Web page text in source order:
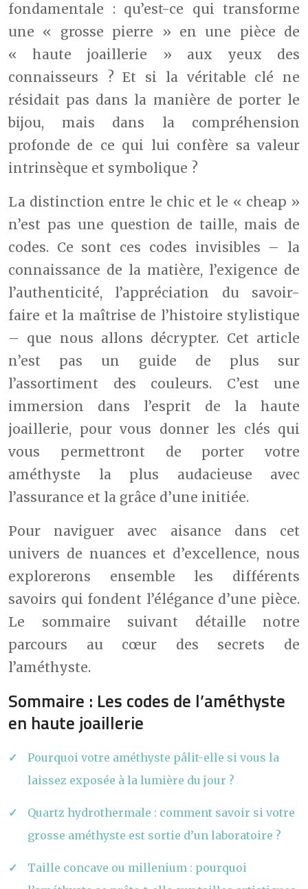
fondamentale : qu’est-ce qui transforme
une « grosse pierre » en une pièce de
« haute joaillerie » aux yeux des
connaisseurs ? Et si la véritable clé ne
résidait pas dans la manière de porter le
bijou, mais dans la compréhension
profonde de ce qui lui confère sa valeur
intrinsèque et symbolique ?
La distinction entre le chic et le « cheap »
n’est pas une question de taille, mais de
codes. Ce sont ces codes invisibles – la
connaissance de la matière, l’exigence de
l’authenticité, l’appréciation du savoir-
faire et la maîtrise de l’histoire stylistique
– que nous allons décrypter. Cet article
n’est pas un guide de plus sur
l’assortiment des couleurs. C’est une
immersion dans l’esprit de la haute
joaillerie, pour vous donner les clés qui
vous permettront de porter votre
améthyste la plus audacieuse avec
l’assurance et la grâce d’une initiée.
Pour naviguer avec aisance dans cet
univers de nuances et d’excellence, nous
explorerons ensemble les différents
savoirs qui fondent l’élégance d’une pièce.
Le sommaire suivant détaille notre
parcours au cœur des secrets de
l’améthyste.
Sommaire : Les codes de l’améthyste
en haute joaillerie
Pourquoi votre améthyste pâlit-elle si vous la
laissez exposée à la lumière du jour ?
Quartz hydrothermale : comment savoir si votre
grosse améthyste est sortie d’un laboratoire ?
Taille concave ou millenium : pourquoi